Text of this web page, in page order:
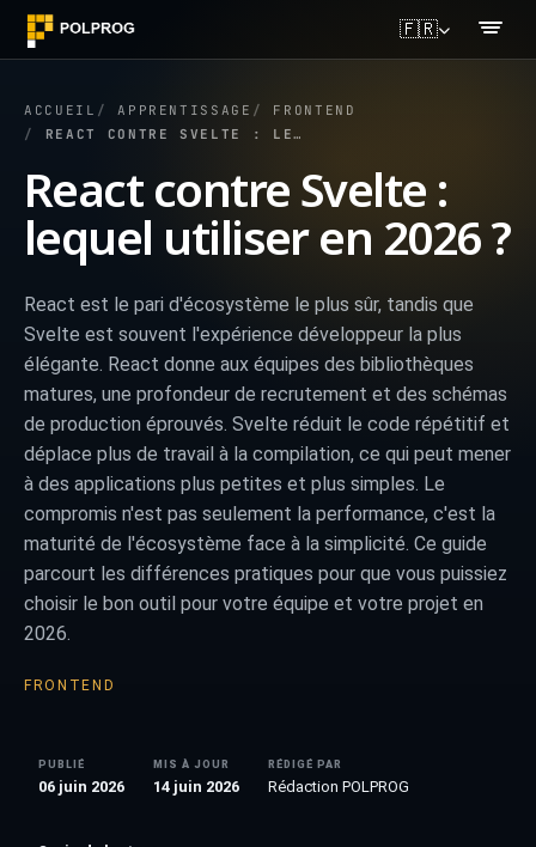
🇫🇷
ACCUEIL APPRENTISSAGE
FRONTEND
REACT CONTRE SVELTE : LEQUEL UTILISER EN 2026 ?
React contre Svelte :
lequel utiliser en 2026 ?
React est le pari d'écosystème le plus sûr, tandis que
Svelte est souvent l'expérience développeur la plus
élégante. React donne aux équipes des bibliothèques
matures, une profondeur de recrutement et des schémas
de production éprouvés. Svelte réduit le code répétitif et
déplace plus de travail à la compilation, ce qui peut mener
à des applications plus petites et plus simples. Le
compromis n'est pas seulement la performance, c'est la
maturité de l'écosystème face à la simplicité. Ce guide
parcourt les différences pratiques pour que vous puissiez
choisir le bon outil pour votre équipe et votre projet en
2026.
FRONTEND
PUBLIÉ
06 juin 2026
MIS À JOUR
14 juin 2026
RÉDIGÉ PAR
Rédaction POLPROG